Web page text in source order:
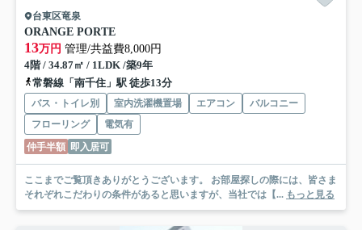
台東区竜泉
ORANGE PORTE
13万円 管理/共益費8,000円
4階 / 34.87㎡ / 1LDK /築9年
常磐線「南千住」駅 徒歩13分
バス・トイレ別 室内洗濯機置場 エアコン
バルコニー
フローリング
電気有
仲手半額 即入居可
ここまでご覧頂きありがとうございます。 お部屋探しの際には、皆さま
それぞれこだわりの条件があると思いますが、当社では【... もっと見る